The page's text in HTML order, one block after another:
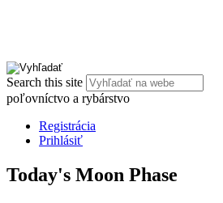
Search this site
poľovníctvo a rybárstvo
Registrácia
Prihlásiť
Today's Moon Phase